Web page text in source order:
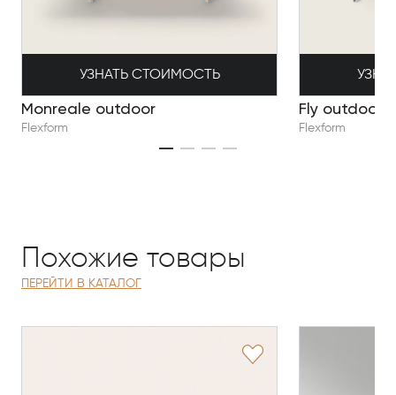
УЗНАТЬ СТОИМОСТЬ
Monreale outdoor
Flexform
Fly outdoor
Flexform
Похожие товары
ПЕРЕЙТИ В КАТАЛОГ